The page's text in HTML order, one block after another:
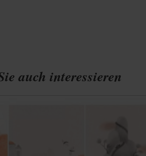
auch interessieren